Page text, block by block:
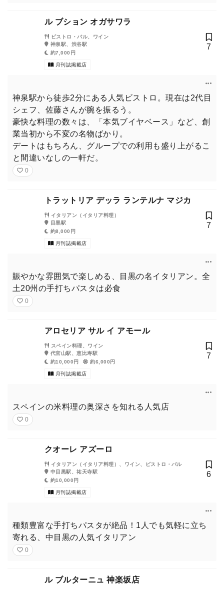
ル ブション オガサワラ
ビストロ・バル、ワイン
神泉駅、渋谷駅
約7,000円
月刊誌掲載店
7
神泉駅から徒歩2分にある人気ビストロ。現在は2代目
シェフ、佐藤さんが腕を振るう。
豪快な料理の数々は、「本気ブイヤベース」など、創
業当初から不変の名物ばかり。
デートはもちろん、グループでの利用も盛り上がるこ
と間違いなしの一軒だ。
0
トラットリア デッラ ランテルナ マジカ
イタリアン（イタリア料理）
目黒駅
約8,000円
月刊誌掲載店
7
賑やかな雰囲気で楽しめる、目黒の名イタリアン。全
土20州の手打ちパスタは必食
0
アロセリア サル イ アモール
スペイン料理、ワイン
代官山駅、恵比寿駅
約10,000円
約6,000円
月刊誌掲載店
7
スペインの米料理の奥深さを知れる人気店
0
クオーレ アズーロ
イタリアン（イタリア料理）、ワイン、ビストロ・バル
中目黒駅、祐天寺駅
約10,000円
月刊誌掲載店
6
種類豊富な手打ちパスタが絶品！1人でも気軽に立ち
寄れる、中目黒の人気イタリアン
0
ル ブルターニュ 神楽坂店